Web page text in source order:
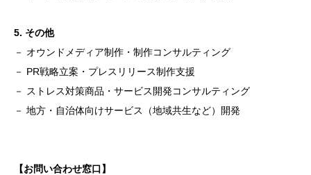
5. その他
－ オウンドメディア制作・制作コンサルティング
－ PR戦略立案・プレスリリース制作支援
－ ストレス対策商品・サービス開発コンサルティング
－ 地方・自治体向けサービス（地域共生など）開発
【お問い合わせ窓口】